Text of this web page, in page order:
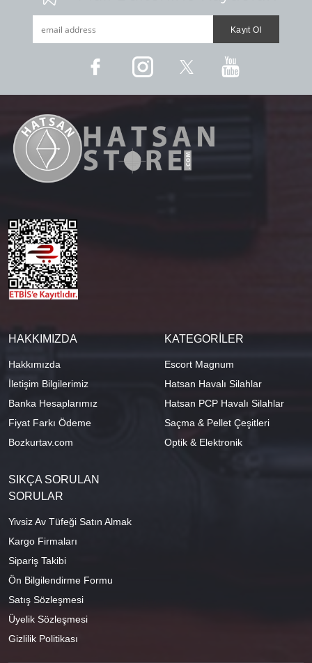
HAKKIMIZDA
Hakkımızda
İletişim Bilgilerimiz
Banka Hesaplarımız
Fiyat Farkı Ödeme
Bozkurtav.com
KATEGORİLER
Escort Magnum
Hatsan Havalı Silahlar
Hatsan PCP Havalı Silahlar
Saçma & Pellet Çeşitleri
Optik & Elektronik
SIKÇA SORULAN
SORULAR
Yivsiz Av Tüfeği Satın Almak
Kargo Firmaları
Sipariş Takibi
Ön Bilgilendirme Formu
Satış Sözleşmesi
Üyelik Sözleşmesi
Gizlilik Politikası